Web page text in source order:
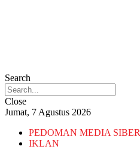
Search
Close
Jumat, 7 Agustus 2026
PEDOMAN MEDIA SIBER
IKLAN